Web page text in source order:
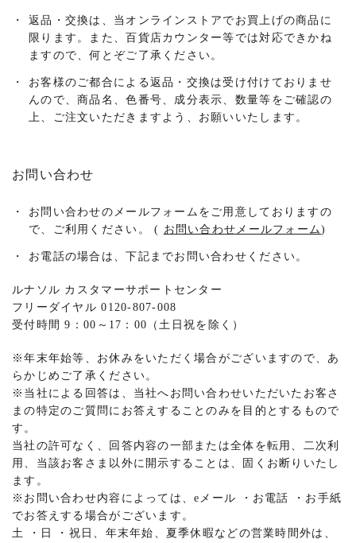
・
返品・交換は、当オンラインストアでお買上げの商品に
限ります。また、百貨店カウンター等では対応できかね
ますので、何とぞご了承ください。
・
お客様のご都合による返品・交換は受け付けておりませ
んので、商品名、色番号、成分表示、数量等をご確認の
上、ご注文いただきますよう、お願いいたします。
お問い合わせ
・
お問い合わせのメールフォームをご用意しておりますの
で、ご利用ください。 ( お問い合わせメールフォーム)
・ お電話の場合は、下記までお問い合わせください。
ルナソル カスタマーサポートセンター
フリーダイヤル 0120-807-008
受付時間 9：00～17：00（土日祝を除く）
※年末年始等、お休みをいただく場合がございますので、あ
らかじめご了承ください。
※ 当社による回答は、当社へお問い合わせいただいたお客さ
まの特定のご質問にお答えすることのみを目的とするもので
す。
当社の許可なく、回答内容の一部または全体を転用、二次利
用、当該お客さま以外に開示することは、固くお断りいたし
ます。
※ お問い合わせ内容によっては、eメール ・ お電話 ・ お手紙
でお答えする場合がございます。
土
・ 日 ・ 祝日、年末年始、夏季休暇などの営業時間外は、